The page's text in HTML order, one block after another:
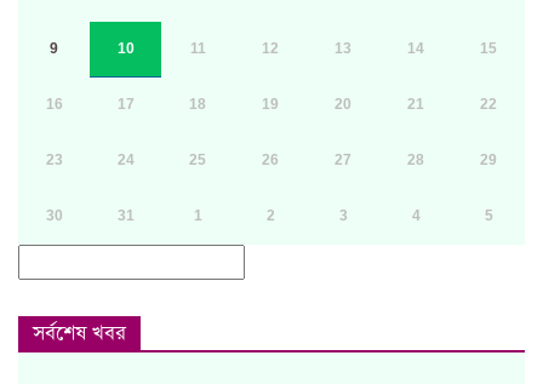
9 10 11 12 13 14 15
16 17 18 19 20 21 22
23 24 25 26 27 28 29
30 31 1 2 3 4 5
সর্বশেষ খবর